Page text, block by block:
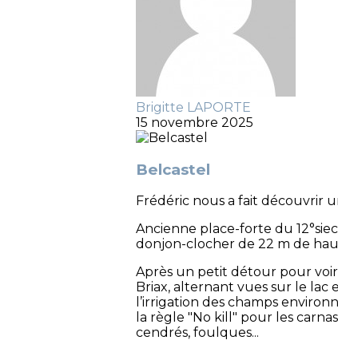
Brigitte LAPORTE
15 novembre 2025
Belcastel
Frédéric nous a fait découvrir
Ancienne place-forte du
donjon-clocher de 22 m de
Après un petit détour pour
Briax, alternant vues sur le lac
l’irrigation des champs
la règle "No kill" pour les
cendrés, foulques...